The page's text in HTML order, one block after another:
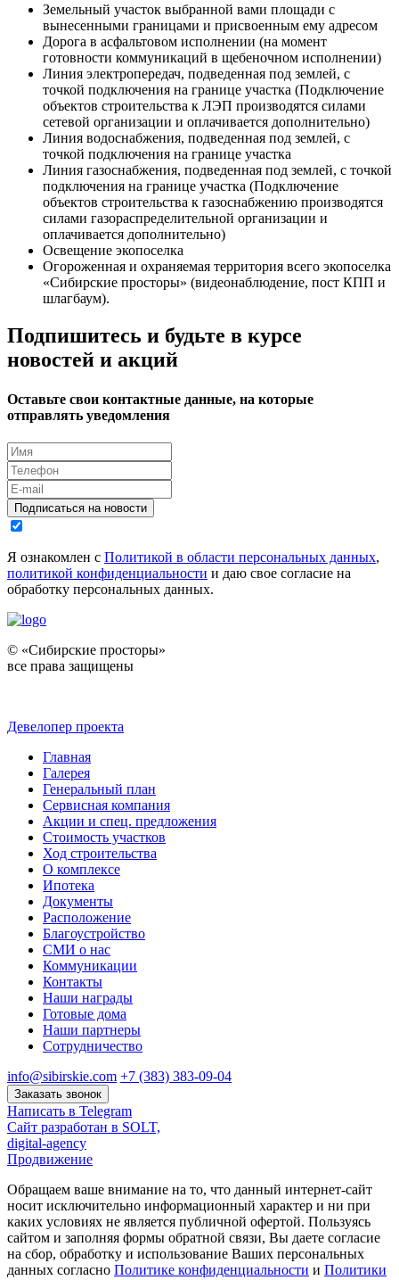
Земельный участок выбранной вами площади с
вынесенными границами и присвоенным ему адресом
Дорога в асфальтовом исполнении (на момент
готовности коммуникаций в щебеночном исполнении)
Линия электропередач, подведенная под землей, с
точкой подключения на границе участка (Подключение
объектов строительства к ЛЭП производятся силами
сетевой организации и оплачивается дополнительно)
Линия водоснабжения, подведенная под землей, с
точкой подключения на границе участка
Линия газоснабжения, подведенная под землей, с точкой
подключения на границе участка (Подключение
объектов строительства к газоснабжению производятся
силами газораспределительной организации и
оплачивается дополнительно)
Освещение экопоселка
Огороженная и охраняемая территория всего экопоселка
«Сибирские просторы» (видеонаблюдение, пост КПП и
шлагбаум).
Подпишитесь и будьте в курсе
новостей и акций
Оставьте свои контактные данные, на которые
отправлять уведомления
Подписаться на новости
Я ознакомлен с Политикой в области персональных данных,
политикой конфиденциальности и даю свое согласие на
обработку персональных данных.
© «Сибирские просторы»
все права защищены
Девелопер проекта
Главная
Галерея
Генеральный план
Сервисная компания
Акции и спец. предложения
Стоимость участков
Ход строительства
О комплексе
Ипотека
Документы
Расположение
Благоустройство
СМИ о нас
Коммуникации
Контакты
Наши награды
Готовые дома
Наши партнеры
Сотрудничество
info@sibirskie.com +7 (383) 383-09-04
Заказать звонок
Написать в Telegram
Сайт разработан в SOLT,
digital-agency
Продвижение
Обращаем ваше внимание на то, что данный интернет-сайт
носит исключительно информационный характер и ни при
каких условиях не является публичной офертой. Пользуясь
сайтом и заполняя формы обратной связи, Вы даете согласие
на сбор, обработку и использование Ваших персональных
данных согласно Политике конфиденциальности и Политики